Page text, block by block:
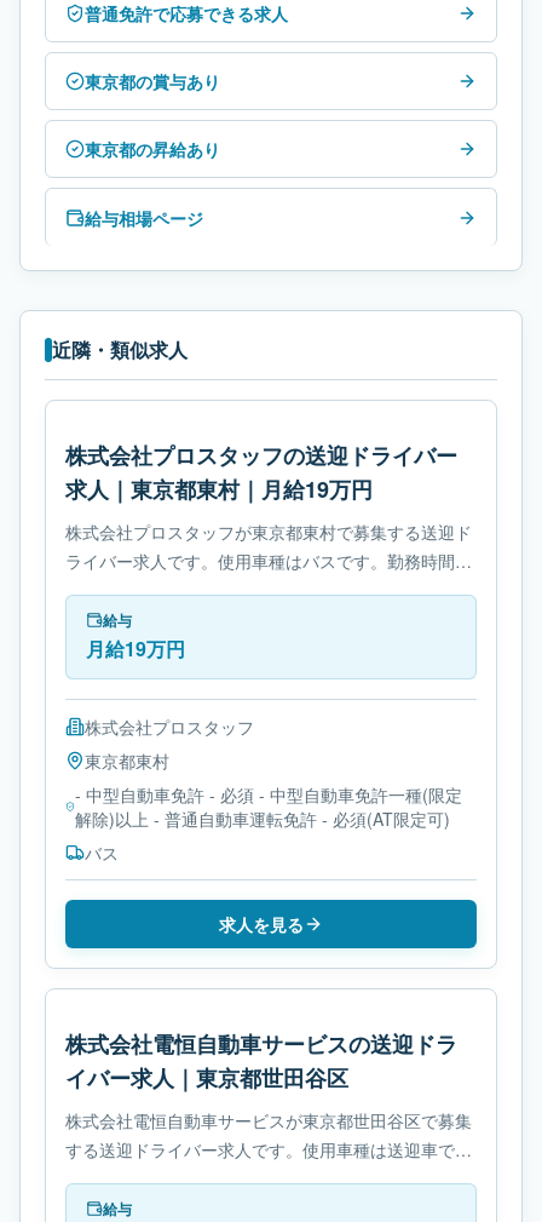
普通免許で応募できる求人
東京都の賞与あり
東京都の昇給あり
給与相場ページ
近隣・類似求人
株式会社プロスタッフの送迎ドライバー
求人｜東京都東村｜月給19万円
株式会社プロスタッフが東京都東村で募集する送迎ド
ライバー求人です。使用車種はバスです。勤務時間
は- 変形労働時間制です。必要免許は- 中型自動車免許
です。給与
月給19万円
株式会社プロスタッフ
東京都東村
- 中型自動車免許 - 必須 - 中型自動車免許一種(限定
解除)以上 - 普通自動車運転免許 - 必須(AT限定可)
バス
求人を見る
株式会社電恒自動車サービスの送迎ドラ
イバー求人｜東京都世田谷区
株式会社電恒自動車サービスが東京都世田谷区で募集
する送迎ドライバー求人です。使用車種は送迎車で
す。勤務時間は- シフト制です。必要免許は- 免許取得
制度ありです。
給与